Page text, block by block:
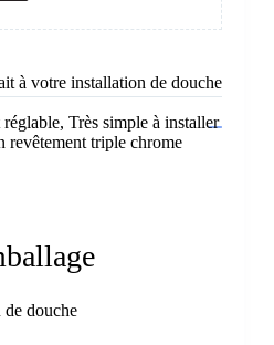
à votre installation de douche
Très simple à installer
revêtement triple chrome
de douche